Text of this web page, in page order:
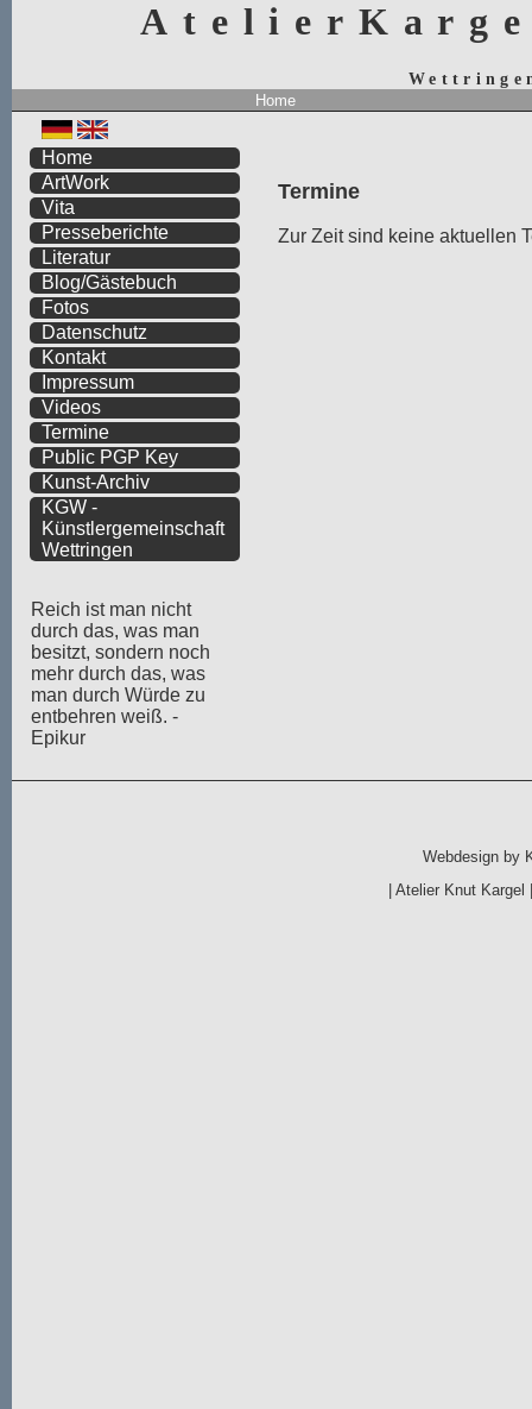
Home
Termine
Zur Zeit sind keine aktuellen
Home
ArtWork
Vita
Presseberichte
Literatur
Blog/Gästebuch
Fotos
Datenschutz
Kontakt
Impressum
Videos
Termine
Public PGP Key
Kunst-Archiv
KGW -
Künstlergemeinschaft
Wettringen
Reich ist man nicht
durch das, was man
besitzt, sondern noch
mehr durch das, was
man durch Würde zu
entbehren weiß. -
Epikur
Webdesign by
|Atelier Knut Kargel